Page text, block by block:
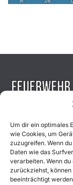
Um dir ein optimales
wie Cookies, um
zuzugreifen. Wenn
Daten wie das
verarbeiten. Wenn
zurückziehst,
beeinträchtigt
Aktuelles
Einsätze
Unsere Jugend